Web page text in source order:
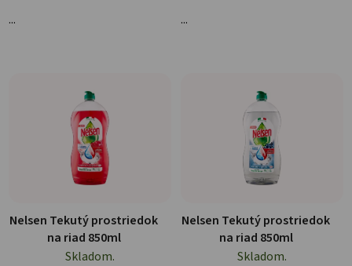
... ...
Nelsen Tekutý prostriedok
na riad 850ml
Skladom.
Nelsen Tekutý prostriedok
na riad 850ml
Skladom.